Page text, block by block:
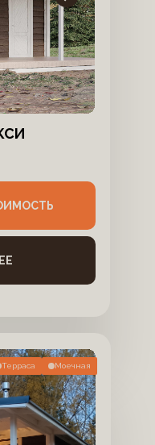
Терраса
Моечная